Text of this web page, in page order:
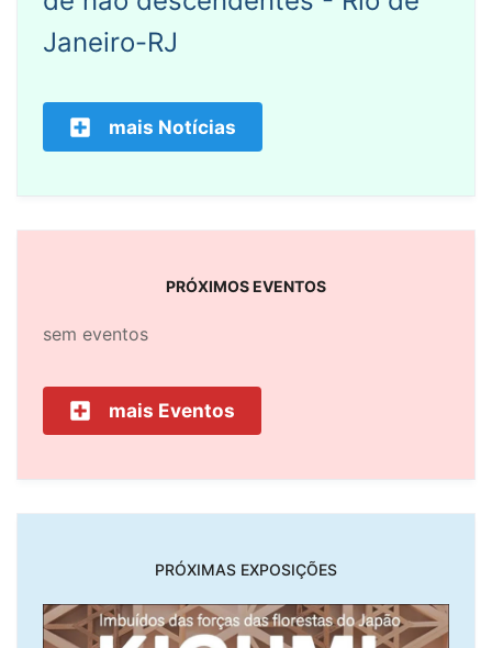
Janeiro-RJ
mais Notícias
PRÓXIMOS EVENTOS
sem eventos
mais Eventos
PRÓXIMAS EXPOSIÇÕES